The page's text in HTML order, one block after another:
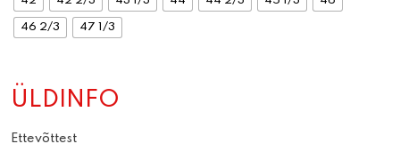
46 2/3 47 1/3
ÜLDINFO
Ettevõttest